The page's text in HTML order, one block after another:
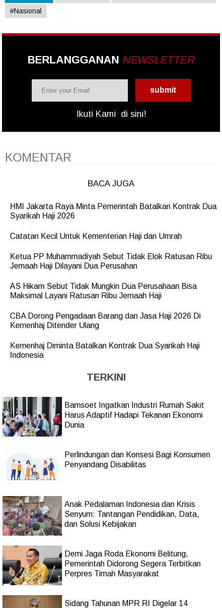
#Nasional
BERLANGGANAN NEWSLETTER
Ikuti Kami di sini!
KOMENTAR
BACA JUGA
HMI Jakarta Raya Minta Pemerintah Batalkan Kontrak Dua
Syarikah Haji 2026
Catatan Kecil Untuk Kementerian Haji dan Umrah
Ketua PP Muhammadiyah Sebut Tidak Elok Ratusan Ribu
Jemaah Haji Dilayani Dua Perusahan
AS Hikam Sebut Tidak Mungkin Dua Perusahaan Bisa
Maksimal Layani Ratusan Ribu Jemaah Haji
CBA Dorong Pengadaan Barang dan Jasa Haji 2026 Di
Kemenhaj Ditender Ulang
Kemenhaj Diminta Batalkan Kontrak Dua Syarikah Haji
Indonesia
TERKINI
Bamsoet Ingatkan Industri Rumah Sakit
Harus Adaptif Hadapi Tekanan Ekonomi
Dunia
Perlindungan dan Konsesi Bagi Konsumen
Penyandang Disabilitas
Anak Pedalaman Indonesia dan Krisis
Senyum: Tantangan Pendidikan, Data,
dan Solusi Kebijakan
Demi Jaga Roda Ekonomi Belitung,
Pemerintah Didorong Segera Terbitkan
Perpres Timah Masyarakat
Sidang Tahunan MPR RI Digelar 14